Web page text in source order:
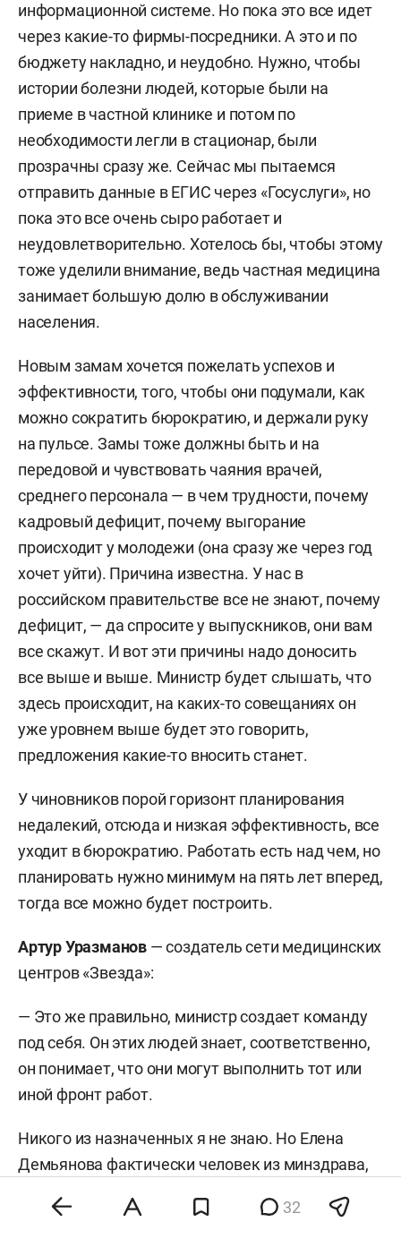
информационной системе. Но пока это все идет
через какие-то фирмы-посредники. А это и по
бюджету накладно, и неудобно. Нужно, чтобы
истории болезни людей, которые были на
приеме в частной клинике и потом по
необходимости легли в стационар, были
прозрачны сразу же. Сейчас мы пытаемся
отправить данные в ЕГИС через «Госуслуги», но
пока это все очень сыро работает и
неудовлетворительно. Хотелось бы, чтобы этому
тоже уделили внимание, ведь частная медицина
занимает большую долю в обслуживании
населения.
Новым замам хочется пожелать успехов и
эффективности, того, чтобы они подумали, как
можно сократить бюрократию, и держали руку
на пульсе. Замы тоже должны быть и на
передовой и чувствовать чаяния врачей,
среднего персонала — в чем трудности, почему
кадровый дефицит, почему выгорание
происходит у молодежи (она сразу же через год
хочет уйти). Причина известна. У нас в
российском правительстве все не знают, почему
дефицит, — да спросите у выпускников, они вам
все скажут. И вот эти причины надо доносить
все выше и выше. Министр будет слышать, что
здесь происходит, на каких-то совещаниях он
уже уровнем выше будет это говорить,
предложения какие-то вносить станет.
У чиновников порой горизонт планирования
недалекий, отсюда и низкая эффективность, все
уходит в бюрократию. Работать есть над чем, но
планировать нужно минимум на пять лет вперед,
тогда все можно будет построить.
Артур Уразманов — создатель сети медицинских
центров «Звезда»:
— Это же правильно, министр создает команду
под себя. Он этих людей знает, соответственно,
он понимает, что они могут выполнить тот или
иной фронт работ.
Никого из назначенных я не знаю. Но Елена
Демьянова фактически человек из минздрава,
направления, будет понимать, что ее не введут в
32